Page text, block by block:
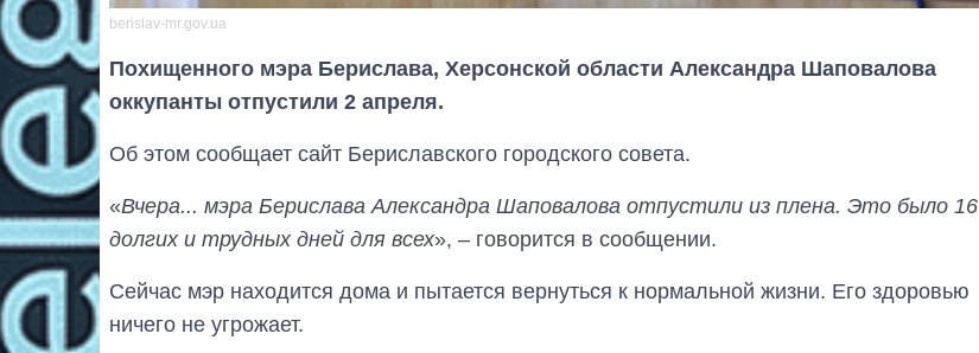
berislav-mr.gov.ua
Похищенного мэра Берислава, Херсонской области Александра Шаповалова
оккупанты отпустили 2 апреля.
Об этом сообщает сайт Бериславского городского совета.
«Вчера... мэра Берислава Александра Шаповалова отпустили из плена. Это было 16
долгих и трудных дней для всех», – говорится в сообщении.
Сейчас мэр находится дома и пытается вернуться к нормальной жизни. Его здоровью
ничего не угрожает.